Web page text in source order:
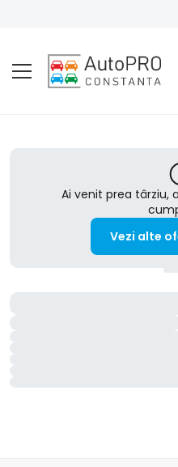
Ai venit prea târziu,
Vezi alte